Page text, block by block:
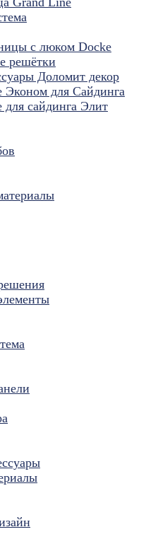
с люком Docke
решётки
Доломит декор
для Сайдинга
cайдинга Элит